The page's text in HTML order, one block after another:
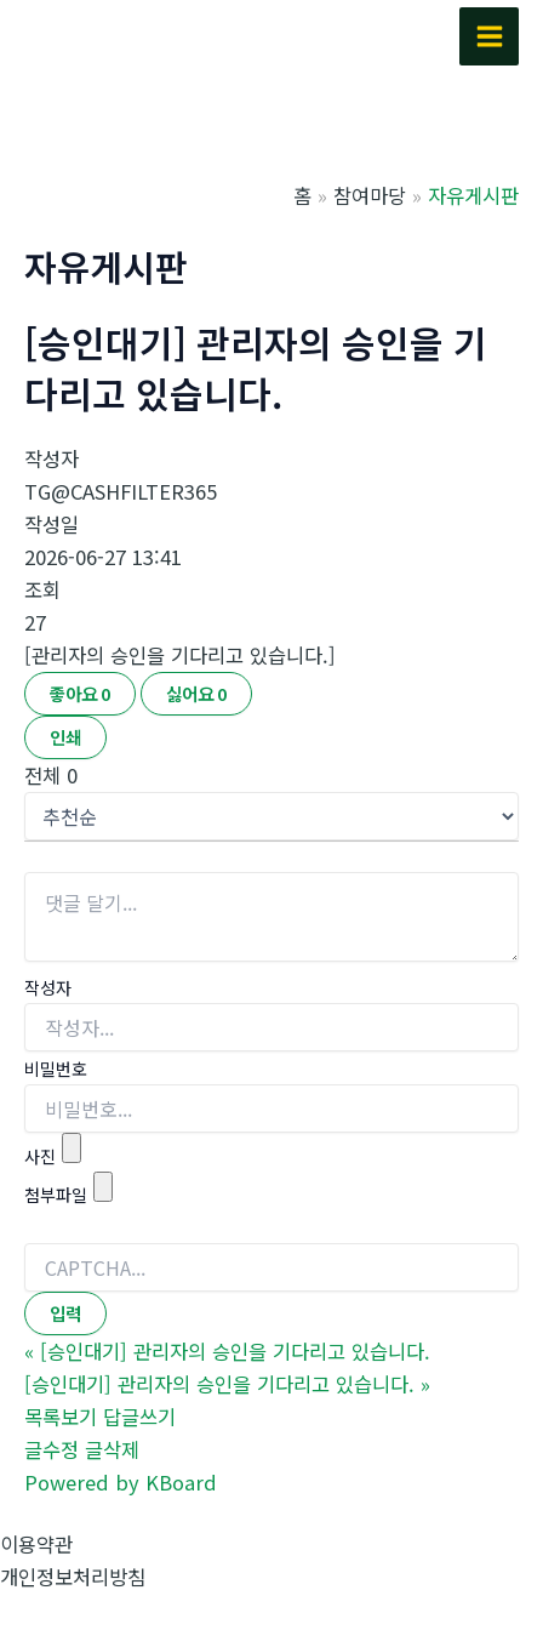
Main
홈 참여마당 자유게시판
자유게시판
[승인대기] 관리자의 승인을 기
다리고 있습니다.
작성자
TG@CASHFILTER365
작성일
2026-06-27 13:41
조회
27
[관리자의 승인을 기다리고 있습니다.]
좋아요0 싫어요0
인쇄
전체 0
작성자
비밀번호
사진
첨부파일
« [승인대기] 관리자의 승인을 기다리고 있습니다.
[승인대기] 관리자의 승인을 기다리고 있습니다. »
목록보기 답글쓰기
글수정 글삭제
Powered by KBoard
이용약관
개인정보처리방침